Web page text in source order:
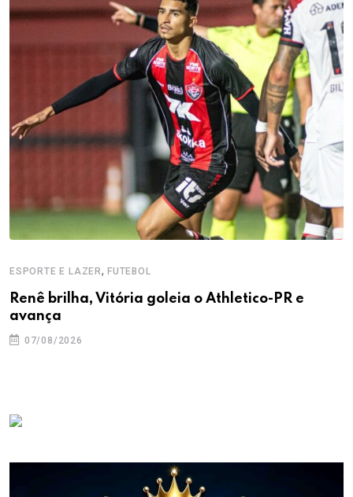
ESPORTE E LAZER, FUTEBOL
Renê brilha, Vitória goleia o Athletico-PR e
avança
07/08/2026